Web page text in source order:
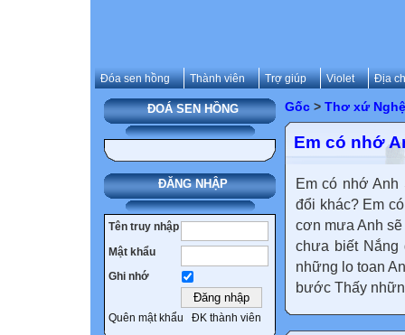
Đóa sen hồng Thành viên Trợ giúp Violet Địa
ĐOÁ SEN HỒNG
ĐĂNG NHẬP
Tên truy nhập
Mật khẩu
Ghi nhớ
Quên mật khẩu ĐK thành viên
Gốc > Thơ xứ Nghệ
Em có nhớ
Em có nhớ
đổi khác? Em
cơn mưa Anh
chưa biết Nắng
những lo toan
bước Thấy